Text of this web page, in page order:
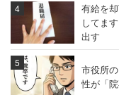
有給を
してま
出す
市役所
性が「